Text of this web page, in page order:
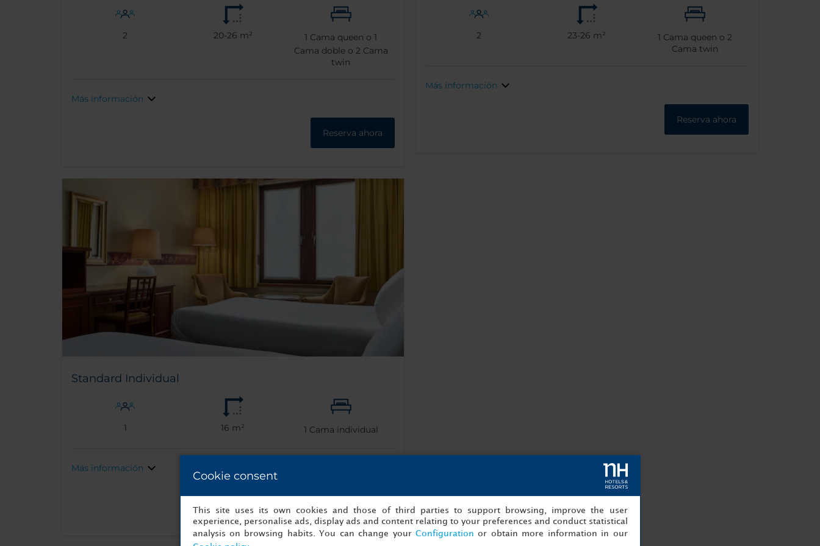
2 20-26 m² 1 Cama queen o1
Cama doble o 2 Cama
twin
Más información
Reserva ahora
2 23-26 m² 1 Cama queen o 2
Cama twin
Más información
Reserva ahora
Standard Individual
1 16 m² 1 Cama individual
Más información
Cookie consent
This site uses its own cookies and those of third parties to support browsing, improve the user
experience, personalise ads, display ads and content relating to your preferences and conduct statistical
analysis on browsing habits. You can change your Configuration or obtain more information in our